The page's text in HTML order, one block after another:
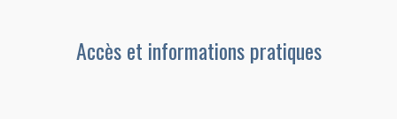
Accès et informations pratiques